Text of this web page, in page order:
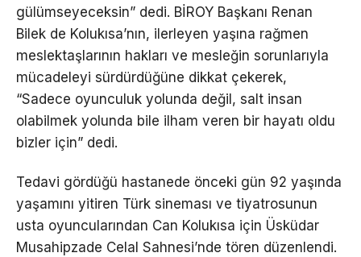
gülümseyeceksin” dedi. BİROY Başkanı Renan
Bilek de Kolukısa’nın, ilerleyen yaşına rağmen
meslektaşlarının hakları ve mesleğin sorunlarıyla
mücadeleyi sürdürdüğüne dikkat çekerek,
“Sadece oyunculuk yolunda değil, salt insan
olabilmek yolunda bile ilham veren bir hayatı oldu
bizler için” dedi.
Tedavi gördüğü hastanede önceki gün 92 yaşında
yaşamını yitiren Türk sineması ve tiyatrosunun
usta oyuncularından Can Kolukısa için Üsküdar
Musahipzade Celal Sahnesi’nde tören düzenlendi.